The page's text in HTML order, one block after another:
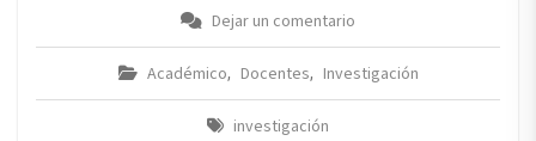
Dejar un comentario
Académico, Docentes, Investigación
investigación